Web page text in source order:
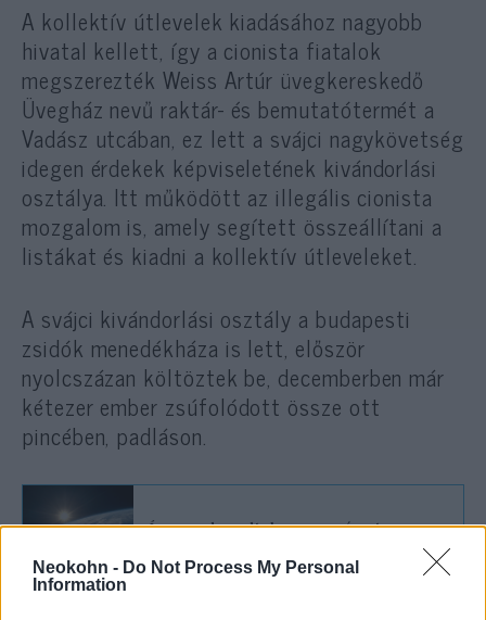
Neokohn - Do Not Process My Personal
Information
A kollektív útlevelek kiadásához nagyobb
hivatal kellett, így a cionista fiatalok
megszerezték Weiss Artúr üvegkereskedő
Üvegház nevű raktár- és bemutatótermét a
Vadász utcában, ez lett a svájci nagykövetség
idegen érdekek képviseletének kivándorlási
osztálya. Itt működött az illegális cionista
mozgalom is, amely segített összeállítani a
listákat és kiadni a kollektív útleveleket.
A svájci kivándorlási osztály a budapesti
zsidók menedékháza is lett, először
nyolcszázan költöztek be, decemberben már
kétezer ember zsúfolódott össze ott
pincében, padláson.
Így gazdagodtak meg a német
háborún